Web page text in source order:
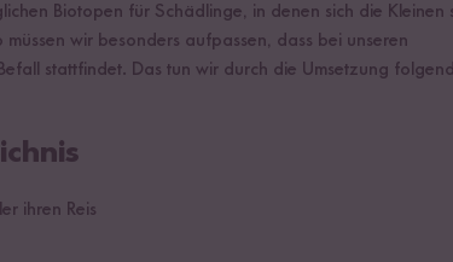
Biotopen für Schädlinge, in denen sich die Kleinen
wir besonders aufpassen, dass bei unseren
stattfindet. Das tun wir durch die Umsetzung
ihren Reis